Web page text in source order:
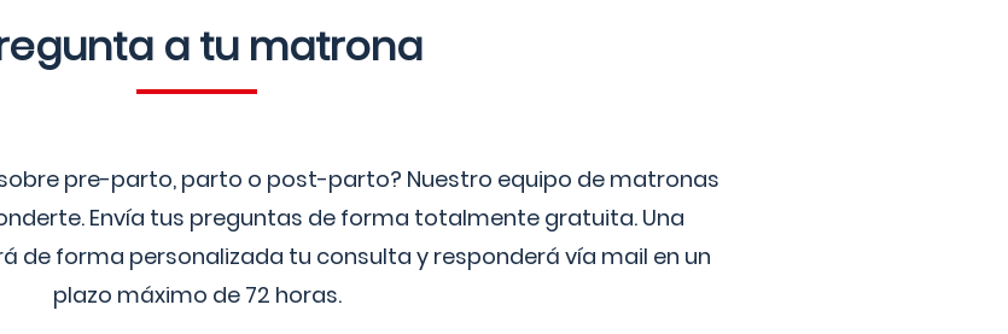
a tu matrona
pre-parto, parto o post-parto? Nuestro equipo de matronas
Envía tus preguntas de forma totalmente gratuita. Una
de forma personalizada tu consulta y responderá vía mail en un
plazo máximo de 72 horas.